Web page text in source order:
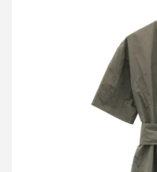
セリーヌ フィービーファイ
ス